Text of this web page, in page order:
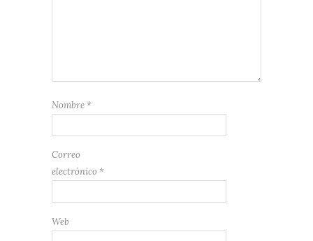
Nombre *
Correo
electrónico *
Web